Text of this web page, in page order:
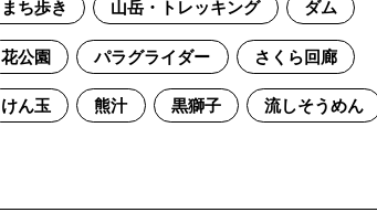
まち歩き 山岳・トレッキング ダム
花公園 パラグライダー さくら回廊
けん玉 熊汁 黒獅子 流しそうめん